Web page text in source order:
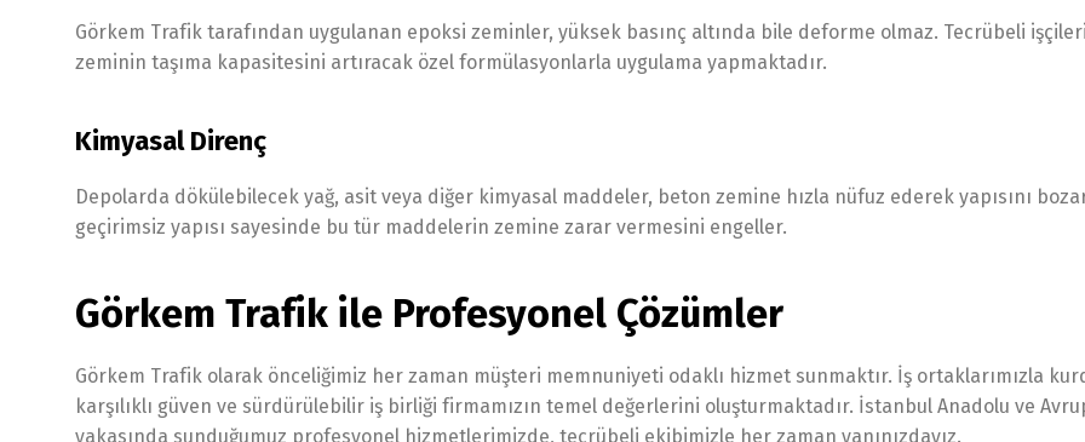
Görkem Trafik tarafından uygulanan epoksi zeminler, yüksek basınç altında bile deforme olmaz. Tecrübeli
zeminin taşıma kapasitesini artıracak özel formülasyonlarla uygulama yapmaktadır.
Kimyasal Direnç
Depolarda dökülebilecek yağ, asit veya diğer kimyasal maddeler, beton zemine hızla nüfuz ederek yapısını
geçirimsiz yapısı sayesinde bu tür maddelerin zemine zarar vermesini engeller.
Görkem Trafik ile Profesyonel Çözümler
Görkem Trafik olarak önceliğimiz her zaman müşteri memnuniyeti odaklı hizmet sunmaktır. İş ortaklarımızla
karşılıklı güven ve sürdürülebilir iş birliği firmamızın temel değerlerini oluşturmaktadır. İstanbul Anadolu ve
yakasında sunduğumuz profesyonel hizmetlerimizde, tecrübeli ekibimizle her zaman yanınızdayız.